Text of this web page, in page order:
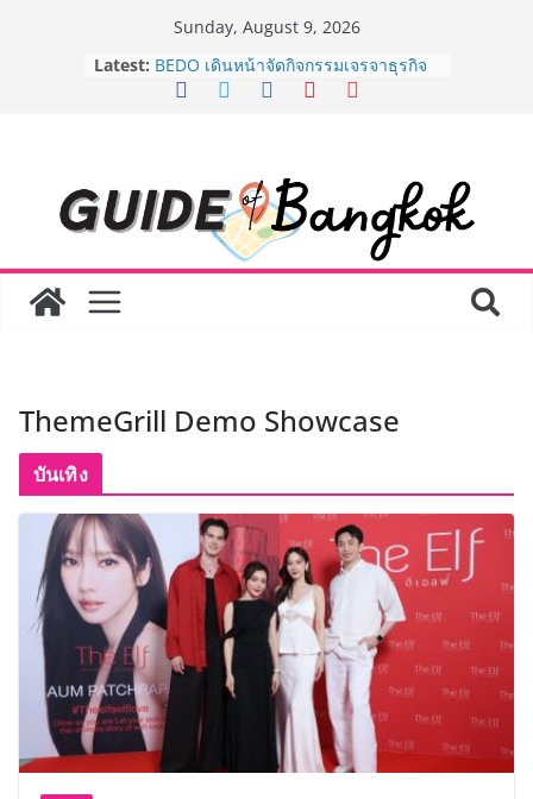
Sunday, August 9, 2026
Latest: AirAsia X SEE FAH พันธมิตรทางธุรกิจ
ยาวนานกว่า 20 ปี ต่อยอดเสิร์ฟความ
อร่อย ยกเมนูระดับตำนาน “ข้าวหน้าไก่
“BIO TRADE CONNECT 2026” ยก
ระดับผลิตภัณฑ์ท้องถิ่นสู่ตลาดเชิง
พาณิชย์อย่างยั่งยืน
LORDNINE จัดศึกคนดังสายเกม ไทย
ปะทะ ฟิลิปปินส์ ใน “Rise of the Tenth
มหาวิทยาลัยเท่านั้น แต่ยังเตรียมพวก
เขาให้พร้อมเป็นผู้กำหนดอนาคต”
พร้อมฟรีคอนเสิร์ต “โชค รถแห่” ยกวง
ThemeGrill Demo Showcase
บันเทิง